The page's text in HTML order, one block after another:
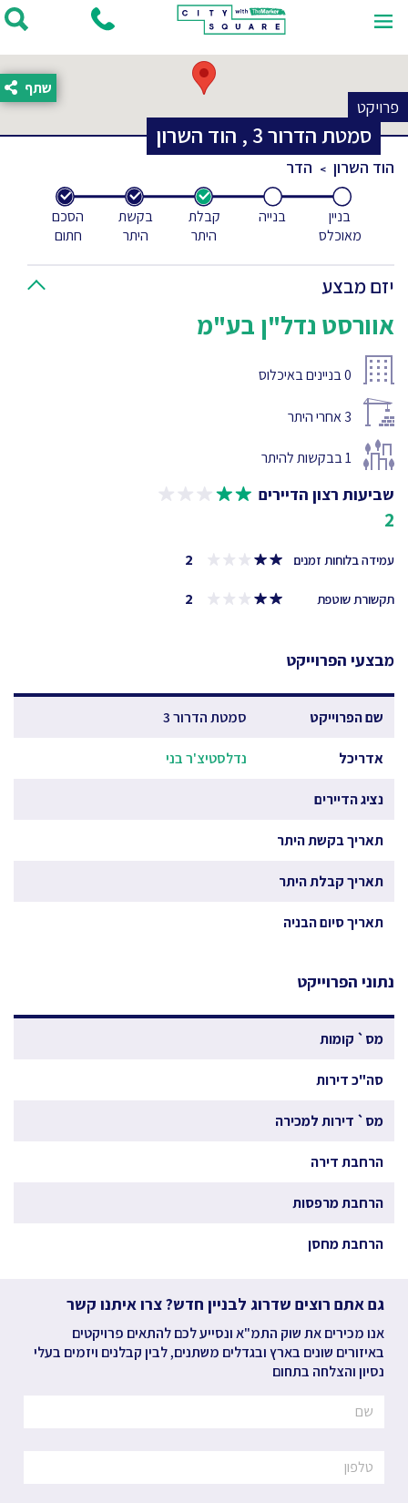
פרויקט
סמטת הדרור3
, הוד השרון
שתף
הוד השרון הדר
בניין
מאוכלס
בנייה
קבלת
היתר
בקשת
היתר
הסכם
חתום
יזם מבצע
אוורסט נדל"ן בע"מ
0בניינים באיכלוס
3אחרי היתר
1בבקשות להיתר
שביעות רצון הדיירים
2
עמידה בלוחות זמנים 2
תקשורת שוטפת 2
מבצעי הפרוייקט
שם הפרוייקט סמטת הדרור 3
אדריכל נדלסטיצ'ר בני
נציג הדיירים
תאריך בקשת היתר
תאריך קבלת היתר
תאריך סיום הבניה
נתוני הפרוייקט
מס` קומות
סה"כ דירות
מס` דירות למכירה
הרחבת דירה
הרחבת מרפסות
הרחבת מחסן
גם אתם רוצים שדרוג לבניין חדש? צרו איתנו קשר
אנו מכירים את שוק התמ"א ונסייע לכם להתאים פרויקטים
באיזורים שונים בארץ ובגדלים משתנים, לבין קבלנים ויזמים בעלי
נסיון והצלחה בתחום